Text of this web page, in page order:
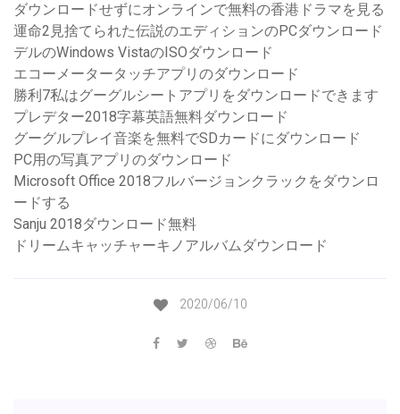
ダウンロードせずにオンラインで無料の香港ドラマを見る
運命2見捨てられた伝説のエディションのPCダウンロード
デルのWindows VistaのISOダウンロード
エコーメータータッチアプリのダウンロード
勝利7私はグーグルシートアプリをダウンロードできます
プレデター2018字幕英語無料ダウンロード
グーグルプレイ音楽を無料でSDカードにダウンロード
PC用の写真アプリのダウンロード
Microsoft Office 2018フルバージョンクラックをダウンロ
ードする
Sanju 2018ダウンロード無料
ドリームキャッチャーキノアルバムダウンロード
2020/06/10